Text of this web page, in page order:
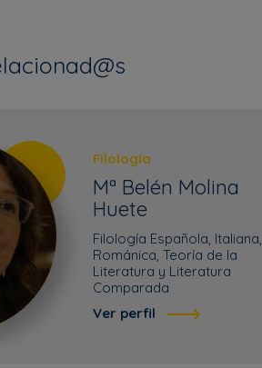
Filología
Mª Belén Molina
Huete
Filología Española, Italiana,
Románica, Teoría de la
Literatura y Literatura
Comparada
Ver perfil